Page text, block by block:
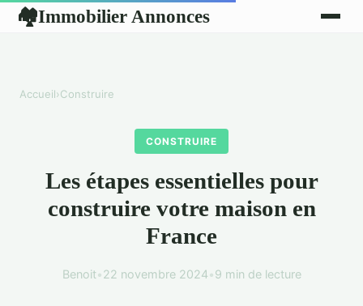
🏘Immobilier Annonces
Accueil›Construire
CONSTRUIRE
Les étapes essentielles pour
construire votre maison en
France
Benoit•22 novembre 2024•9 min de lecture